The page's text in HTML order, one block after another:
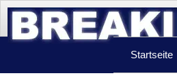
Startseite